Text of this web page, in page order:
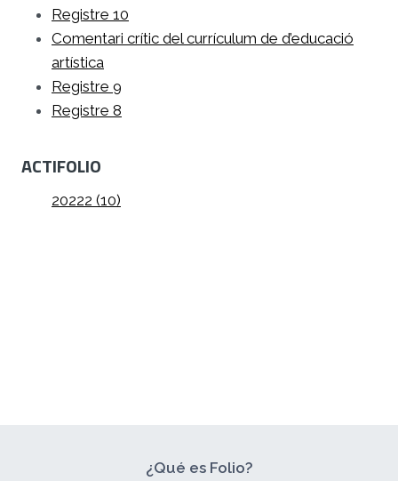
Registre 10
Comentari crític del currículum de d’educació
artística
Registre 9
Registre 8
ACTIFOLIO
20222 (10)
¿Qué es Folio?